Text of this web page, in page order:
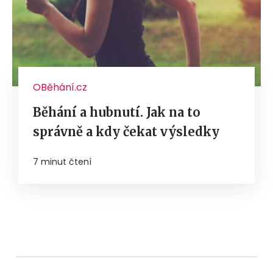
OBěhání.cz
Běhání a hubnutí. Jak na to
správně a kdy čekat výsledky
7 minut čtení